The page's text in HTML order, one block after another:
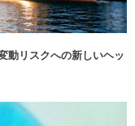
動リスクへの新しいヘッ